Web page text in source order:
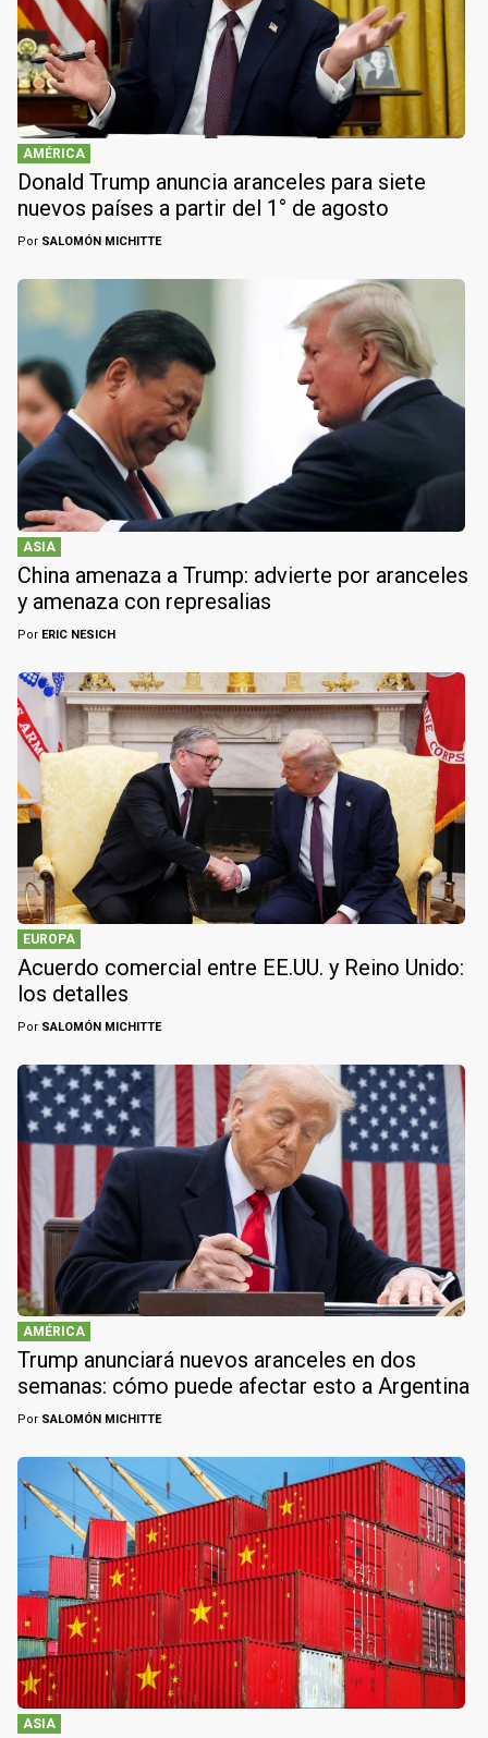
AMÉRICA
Donald Trump anuncia aranceles para siete
nuevos países a partir del 1° de agosto
Por SALOMÓN MICHITTE
ASIA
China amenaza a Trump: advierte por aranceles
y amenaza con represalias
Por ERIC NESICH
EUROPA
Acuerdo comercial entre EE.UU. y Reino Unido:
los detalles
Por SALOMÓN MICHITTE
AMÉRICA
Trump anunciará nuevos aranceles en dos
semanas: cómo puede afectar esto a Argentina
Por SALOMÓN MICHITTE
ASIA